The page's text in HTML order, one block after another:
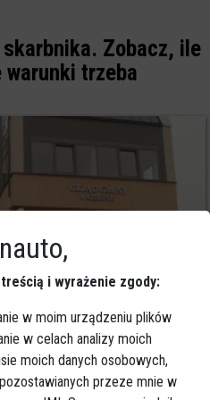
skarbnika. Zobacz, ile
trzeba
Powiat ostrołecki
i wyrażenie zgody:
w moim urządzeniu plików
w celach analizy moich
moich danych osobowych,
przeze mnie w